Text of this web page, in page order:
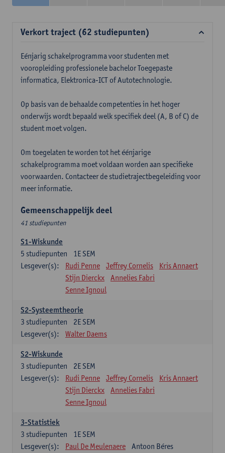
Verkort traject (62 studiepunten)
Eénjarig schakelprogramma voor studenten met
vooropleiding professionele bachelor Toegepaste
informatica, Elektronica-ICT of Autotechnologie.
Op basis van de behaalde competenties in het hoger
onderwijs wordt bepaald welk specifiek deel (A, B of C) de
student moet volgen.
Om toegelaten te worden tot het éénjarige
schakelprogramma moet voldaan worden aan specifieke
voorwaarden. Contacteer de studietrajectbegeleiding voor
meer informatie.
Gemeenschappelijk deel
41 studiepunten
S1-Wiskunde
1E SEM
5 studiepunten
Lesgever(s):
Rudi Penne Jeffrey Cornelis
Kris Annaert
Stijn Dierckx
Annelies Fabri
Senne Ignoul
S2-Systeemtheorie
2E SEM
3 studiepunten
Lesgever(s):
Walter Daems
S2-Wiskunde
2E SEM
3 studiepunten
Lesgever(s):
Rudi Penne Jeffrey Cornelis
Kris Annaert
Stijn Dierckx
Annelies Fabri
Senne Ignoul
3-Statistiek
1E SEM
3 studiepunten
Lesgever(s):
Paul De Meulenaere
Antoon Béres